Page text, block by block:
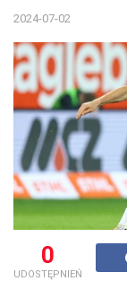
2024-07-02
0
UDOSTĘPNIEŃ